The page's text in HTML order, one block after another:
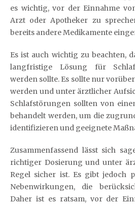
es wichtig, vor der Einnahme
Arzt oder Apotheker zu
bereits andere Medikamente
Es ist auch wichtig zu beachten,
langfristige Lösung für
werden sollte. Es sollte nur
werden und unter ärztlicher
Schlafstörungen sollten von
behandelt werden, um die
identifizieren und geeignete
Zusammenfassend lässt sich
richtiger Dosierung und unter
Regel sicher ist. Es gibt jedoch
Nebenwirkungen, die
Daher ist es ratsam, vor der